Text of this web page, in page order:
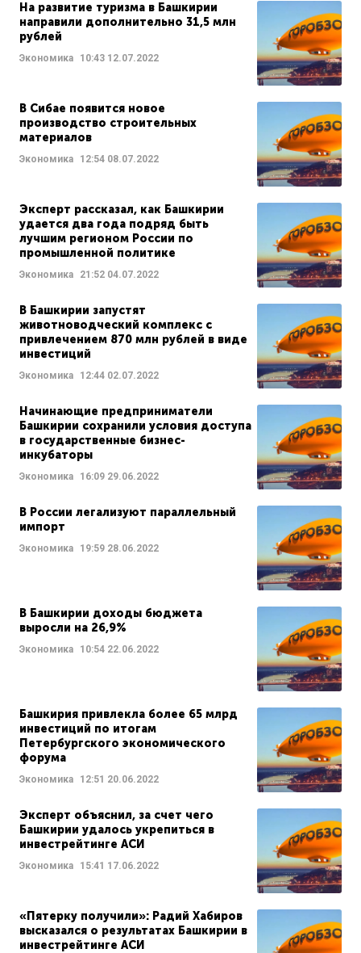
На развитие туризма в Башкирии
направили дополнительно 31,5 млн
рублей
Экономика 10:43 12.07.2022
В Сибае появится новое
производство строительных
материалов
Экономика 12:54 08.07.2022
Эксперт рассказал, как Башкирии
удается два года подряд быть
лучшим регионом России по
промышленной политике
Экономика 21:52 04.07.2022
В Башкирии запустят
животноводческий комплекс с
привлечением 870 млн рублей в виде
инвестиций
Экономика 12:44 02.07.2022
Начинающие предприниматели
Башкирии сохранили условия доступа
в государственные бизнес-
инкубаторы
Экономика 16:09 29.06.2022
В России легализуют параллельный
импорт
Экономика 19:59 28.06.2022
В Башкирии доходы бюджета
выросли на 26,9%
Экономика 10:54 22.06.2022
Башкирия привлекла более 65 млрд
инвестиций по итогам
Петербургского экономического
форума
Экономика 12:51 20.06.2022
Эксперт объяснил, за счет чего
Башкирии удалось укрепиться в
инвестрейтинге АСИ
Экономика 15:41 17.06.2022
«Пятерку получили»: Радий Хабиров
высказался о результатах Башкирии в
инвестрейтинге АСИ